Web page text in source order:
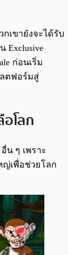
เขายังจะได้รับ
Exclusive
ก่อนเริ่ม
ตฟอร์มสู่
อโลก
น ๆ เพราะ
ญ่เพื่อช่วยโลก